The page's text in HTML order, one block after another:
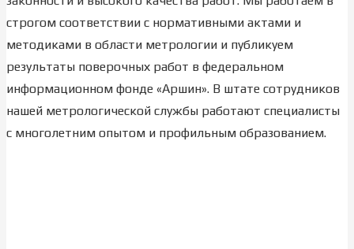
строгом соответствии с нормативными актами и
методиками в области метрологии и публикуем
результаты поверочных работ в федеральном
информационном фонде «Аршин». В штате сотрудников
нашей метрологической службы работают специалисты
с многолетним опытом и профильным образованием.